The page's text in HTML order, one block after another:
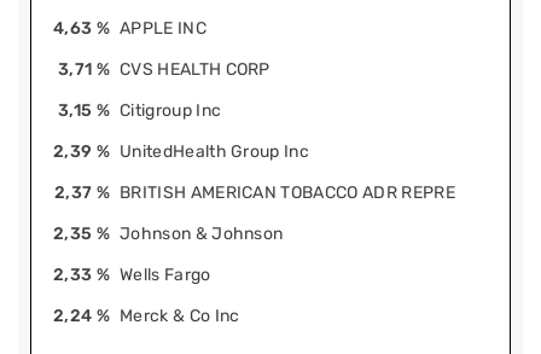
4,63 % APPLE INC
3,71 % CVS HEALTH CORP
3,15 % Citigroup Inc
2,39 % UnitedHealth Group Inc
2,37 % BRITISH AMERICAN TOBACCO ADR REPRE
2,35 % Johnson & Johnson
2,33 % Wells Fargo
2,24 % Merck & Co Inc